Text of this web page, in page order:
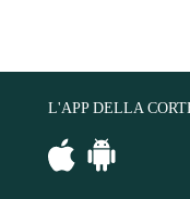
L'APP DELLA